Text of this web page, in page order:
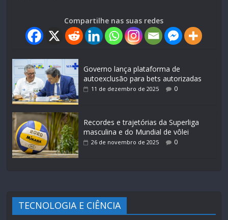
Compartilhe nas suas redes
Governo lança plataforma de
autoexclusão para bets autorizadas
11 de dezembro de 2025 0
Recordes e trajetórias da Superliga
masculina e do Mundial de vôlei
26 de novembro de 2025 0
TECNOLOGIA E CIÊNCIA